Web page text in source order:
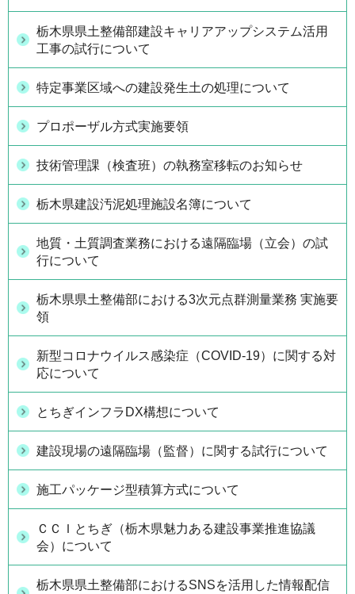
栃木県県土整備部建設キャリアアップシステム活用
工事の試行について
特定事業区域への建設発生土の処理について
プロポーザル方式実施要領
技術管理課（検査班）の執務室移転のお知らせ
栃木県建設汚泥処理施設名簿について
地質・土質調査業務における遠隔臨場（立会）の試
行について
栃木県県土整備部における3次元点群測量業務 実施要
領
新型コロナウイルス感染症（COVID-19）に関する対
応について
とちぎインフラDX構想について
建設現場の遠隔臨場（監督）に関する試行について
施工パッケージ型積算方式について
ＣＣＩとちぎ（栃木県魅力ある建設事業推進協議
会）について
栃木県県土整備部におけるSNSを活用した情報配信